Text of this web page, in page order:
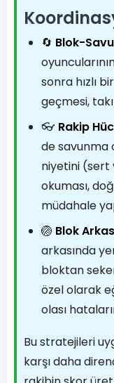
🔄 Blok-
sonra hızlı
geçmesi,
👓 Rakip
de savunma
niyetini (sert
okuması,
müdahale
🏐 Blok
arkasında
bloktan
özel olarak
olası
Bu stratejileri
karşı daha